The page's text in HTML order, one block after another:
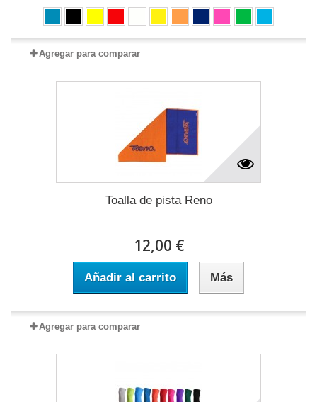
Agregar para comparar
Toalla de pista Reno
12,00 €
Añadir al carrito Más
Agregar para comparar